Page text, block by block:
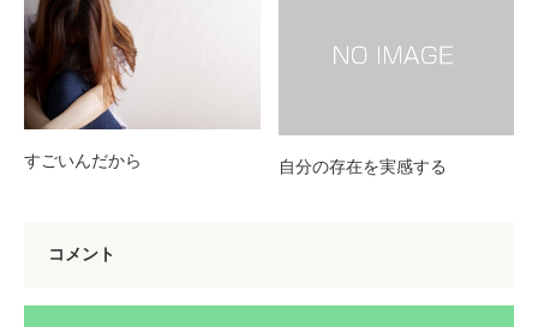
すごいんだから 自分の存在を実感する
コメント